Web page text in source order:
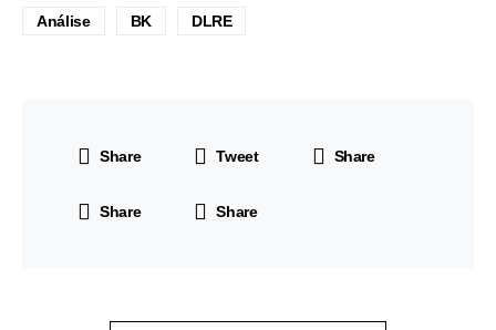
Análise BK DLRE
Share Tweet Share
Share Share